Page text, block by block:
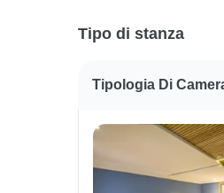
Tipo di stanza
Tipologia Di